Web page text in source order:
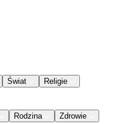
Świat
Religie
Rodzina
Zdrowie